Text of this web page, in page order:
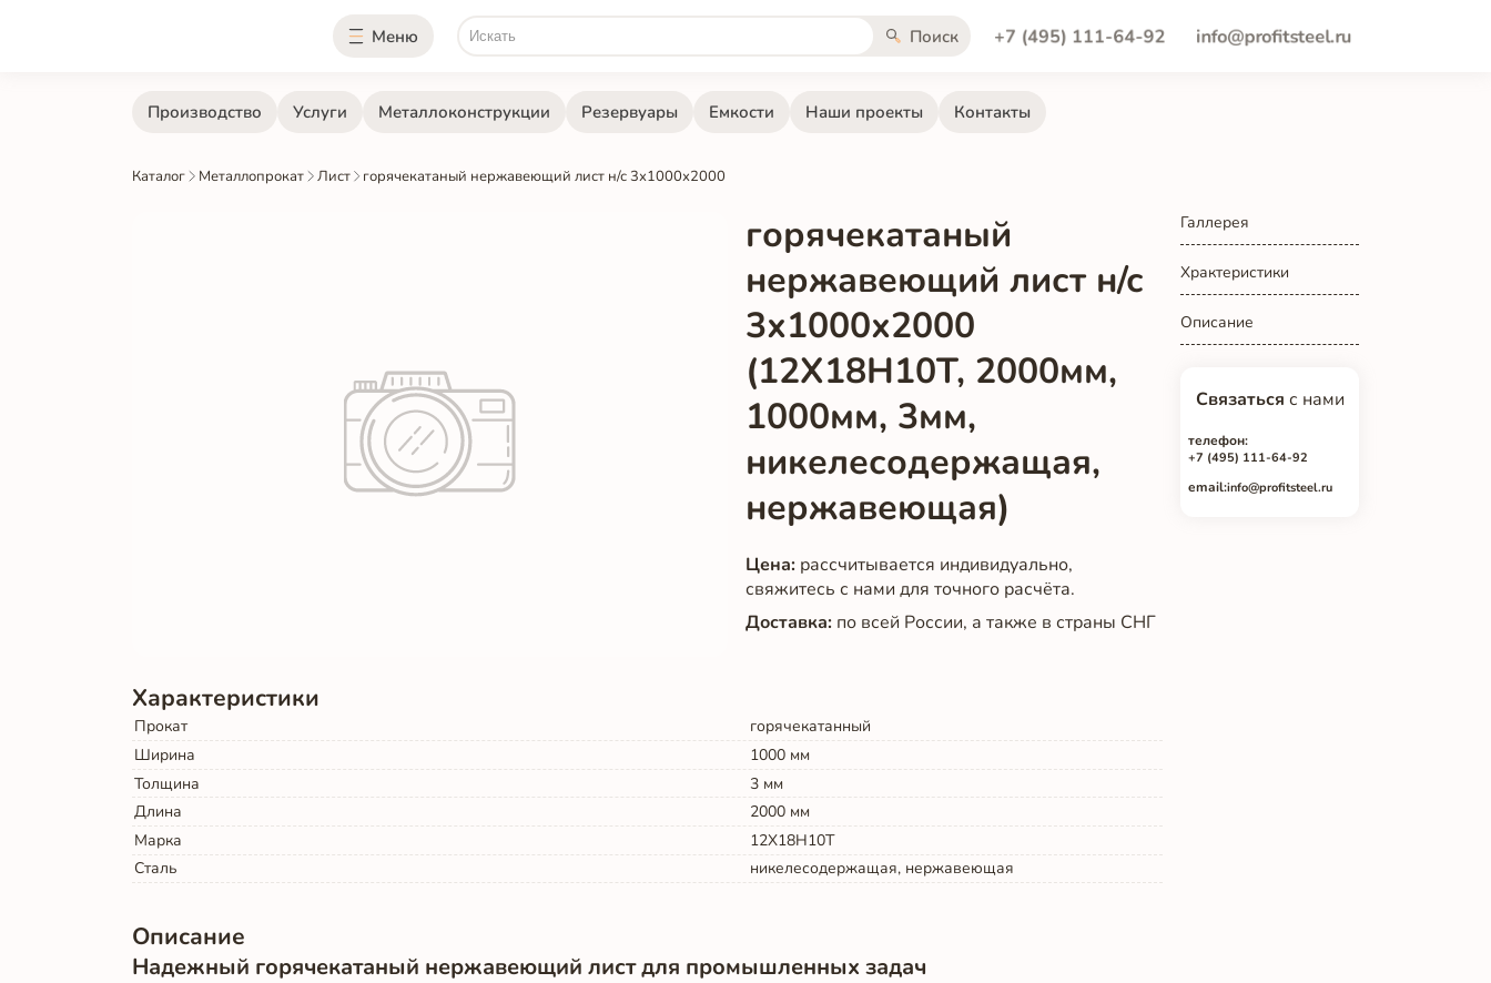
Меню Поиск +7 (495) 111-64-92 info@profitsteel.ru
Производство Услуги Металлоконструкции Резервуары Емкости Наши проекты Контакты
Каталог Металлопрокат Лист горячекатаный нержавеющий лист н/с 3х1000х2000
горячекатаный
нержавеющий лист н/с
3х1000х2000
(12Х18Н10Т, 2000мм,
1000мм, 3мм,
никелесодержащая,
нержавеющая)
Цена: рассчитывается индивидуально,
свяжитесь с нами для точного расчёта.
Доставка: по всей России, а также в страны СНГ
Галлерея
Храктеристики
Описание
Связаться с нами
телефон:
+7 (495) 111-64-92
email:info@profitsteel.ru
Характеристики
Прокат
горячекатанный
Ширина
1000 мм
Толщина
3 мм
Длина
2000 мм
Марка
12Х18Н10Т
Сталь
никелесодержащая, нержавеющая
Описание
Надежный горячекатаный нержавеющий лист для промышленных задач